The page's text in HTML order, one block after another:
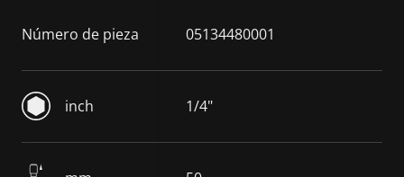
Número de pieza 05134480001
inch 1/4"